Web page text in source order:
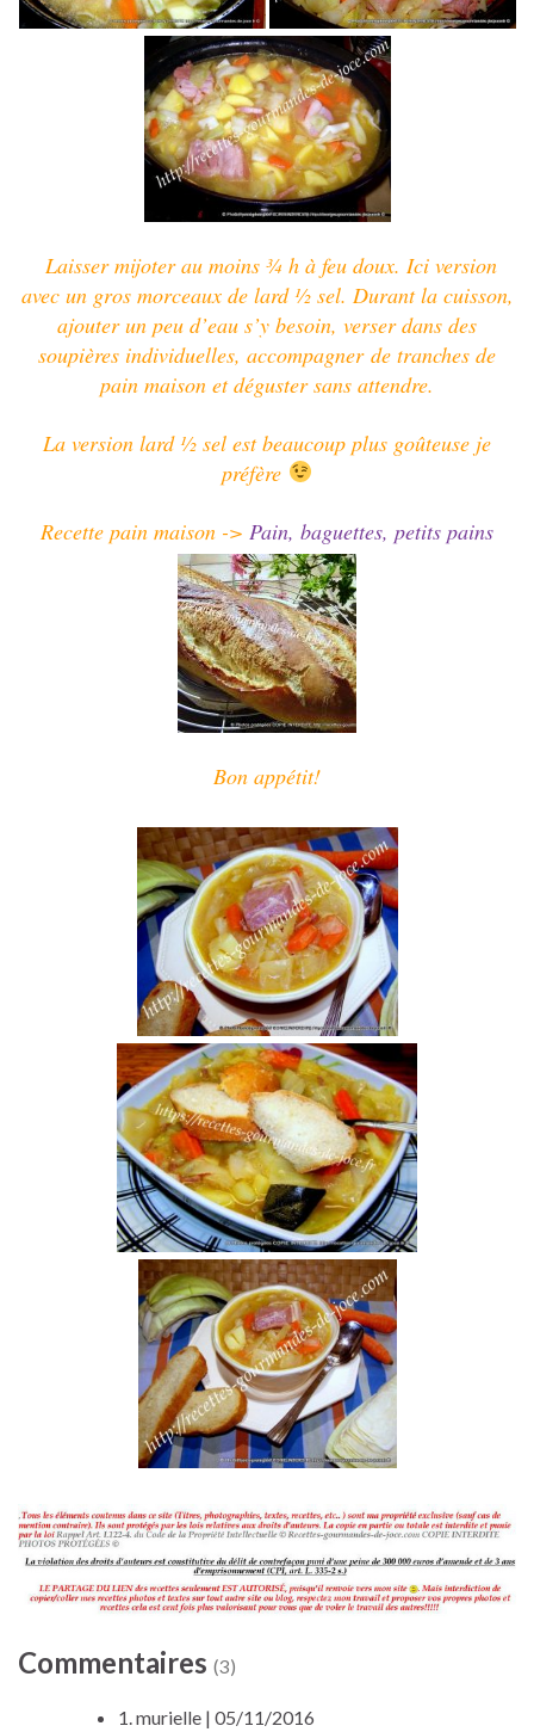
Laisser mijoter au moins ¾ h à feu doux. Ici version
avec un gros morceaux de lard ½ sel. Durant la cuisson,
ajouter un peu d’eau s’y besoin, verser dans des
soupières individuelles, accompagner de tranches de
pain maison et déguster sans attendre.
La version lard ½ sel est beaucoup plus goûteuse je
préfère
Recette pain maison -> Pain, baguettes, petits pains
Bon appétit!
Commentaires (3)
1. murielle | 05/11/2016